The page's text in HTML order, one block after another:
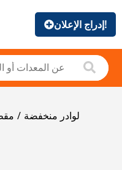
إدراج الإعلان!
لوادر منخفضة